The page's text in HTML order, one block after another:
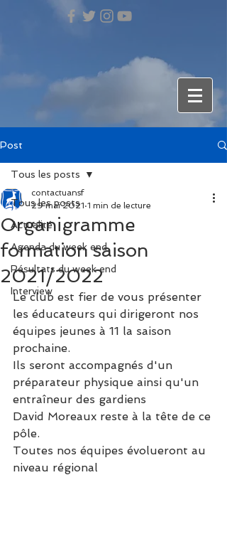
Post
Tous les posts
Actualité
Agenda du week end
Résultats du week end
Interview
Tous les posts
Organigramme
formation saison
2021/2022
contactuansf
29 mai 2021 1 min de lecture
Le club est fier de vous présenter
les éducateurs qui dirigeront nos
équipes jeunes à 11 la saison
prochaine.
Ils seront accompagnés d'un
préparateur physique ainsi qu'un
entraîneur des gardiens
David Moreaux reste à la tête de ce
pôle.
Toutes nos équipes évolueront au
niveau régional